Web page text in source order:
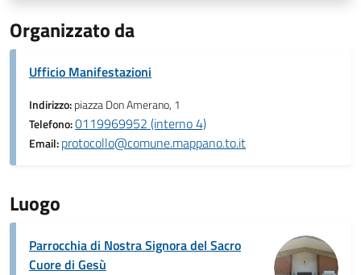
Organizzato da
Ufficio Manifestazioni
Indirizzo:piazza Don Amerano, 1
Telefono:0119969952 (interno 4)
Email:protocollo@comune.mappano.to.it
Luogo
Parrocchia di Nostra Signora del Sacro
Cuore di Gesù